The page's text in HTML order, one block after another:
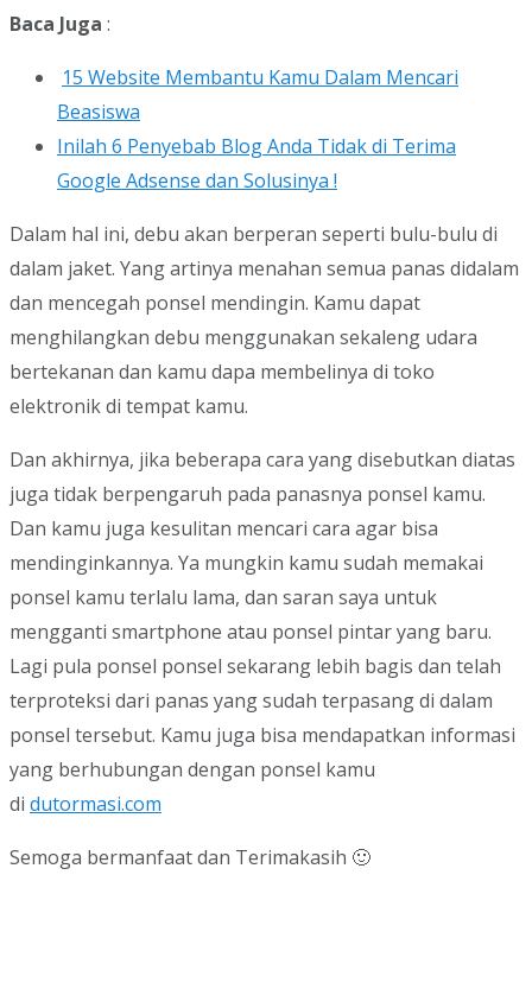
Baca Juga :
15 Website Membantu Kamu Dalam Mencari
Beasiswa
Inilah 6 Penyebab Blog Anda Tidak di Terima
Google Adsense dan Solusinya !
Dalam hal ini, debu akan berperan seperti bulu-bulu di
dalam jaket. Yang artinya menahan semua panas didalam
dan mencegah ponsel mendingin. Kamu dapat
menghilangkan debu menggunakan sekaleng udara
bertekanan dan kamu dapa membelinya di toko
elektronik di tempat kamu.
Dan akhirnya, jika beberapa cara yang disebutkan diatas
juga tidak berpengaruh pada panasnya ponsel kamu.
Dan kamu juga kesulitan mencari cara agar bisa
mendinginkannya. Ya mungkin kamu sudah memakai
ponsel kamu terlalu lama, dan saran saya untuk
mengganti smartphone atau ponsel pintar yang baru.
Lagi pula ponsel ponsel sekarang lebih bagis dan telah
terproteksi dari panas yang sudah terpasang di dalam
ponsel tersebut. Kamu juga bisa mendapatkan informasi
yang berhubungan dengan ponsel kamu
di dutormasi.com
Semoga bermanfaat dan Terimakasih 🙂